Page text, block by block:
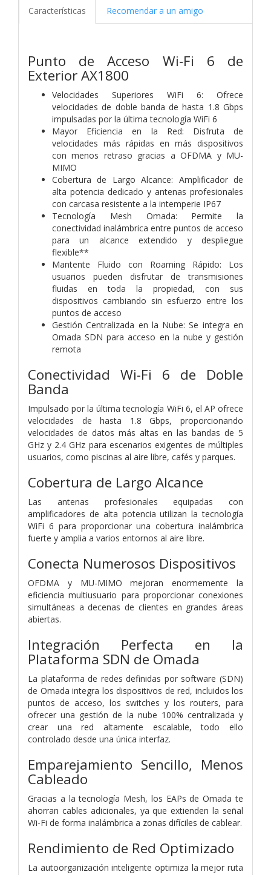
Características Recomendar a un amigo
Punto de Acceso Wi-Fi 6 de
Exterior AX1800
Velocidades Superiores WiFi 6: Ofrece
velocidades de doble banda de hasta 1.8 Gbps
impulsadas por la última tecnología WiFi 6
Mayor Eficiencia en la Red: Disfruta de
velocidades más rápidas en más dispositivos
con menos retraso gracias a OFDMA y MU-
MIMO
Cobertura de Largo Alcance: Amplificador de
alta potencia dedicado y antenas profesionales
con carcasa resistente a la intemperie IP67
Tecnología Mesh Omada: Permite la
conectividad inalámbrica entre puntos de acceso
para un alcance extendido y despliegue
flexible**
Mantente Fluido con Roaming Rápido: Los
usuarios pueden disfrutar de transmisiones
fluidas en toda la propiedad, con sus
dispositivos cambiando sin esfuerzo entre los
puntos de acceso
Gestión Centralizada en la Nube: Se integra en
Omada SDN para acceso en la nube y gestión
remota
Conectividad Wi-Fi 6 de Doble
Banda
Impulsado por la última tecnología WiFi 6, el AP ofrece
velocidades de hasta 1.8 Gbps, proporcionando
velocidades de datos más altas en las bandas de 5
GHz y 2.4 GHz para escenarios exigentes de múltiples
usuarios, como piscinas al aire libre, cafés y parques.
Cobertura de Largo Alcance
Las antenas profesionales equipadas con
amplificadores de alta potencia utilizan la tecnología
WiFi 6 para proporcionar una cobertura inalámbrica
fuerte y amplia a varios entornos al aire libre.
Conecta Numerosos Dispositivos
OFDMA y MU-MIMO mejoran enormemente la
eficiencia multiusuario para proporcionar conexiones
simultáneas a decenas de clientes en grandes áreas
abiertas.
Integración Perfecta en la
Plataforma SDN de Omada
La plataforma de redes definidas por software (SDN)
de Omada integra los dispositivos de red, incluidos los
puntos de acceso, los switches y los routers, para
ofrecer una gestión de la nube 100% centralizada y
crear una red altamente escalable, todo ello
controlado desde una única interfaz.
Emparejamiento Sencillo, Menos
Cableado
Gracias a la tecnología Mesh, los EAPs de Omada te
ahorran cables adicionales, ya que extienden la señal
Wi-Fi de forma inalámbrica a zonas difíciles de cablear.
Rendimiento de Red Optimizado
La autoorganización inteligente optimiza la mejor ruta